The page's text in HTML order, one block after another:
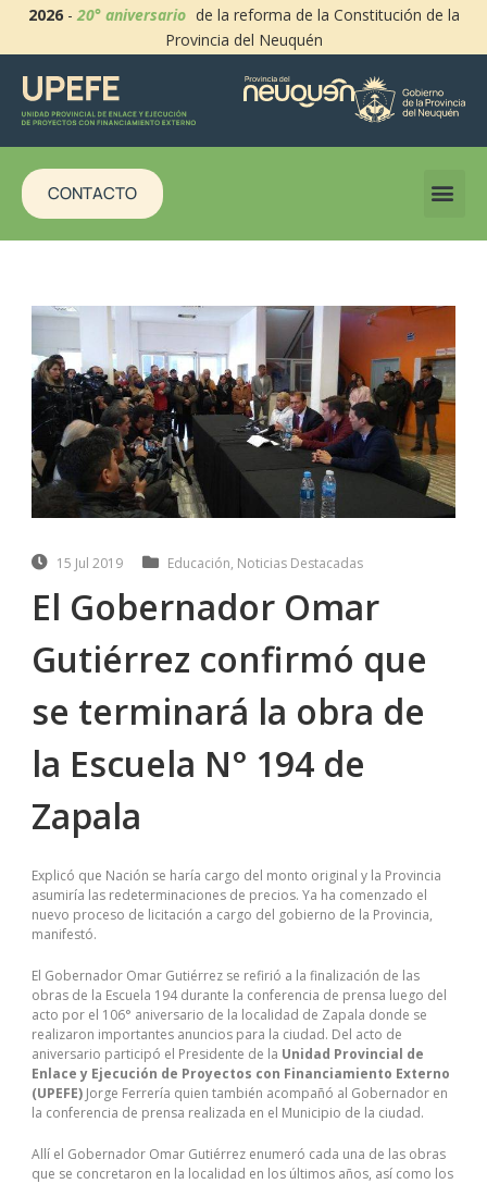
2026-20° aniversario de la reforma de la Constitución de la
Provincia del Neuquén
CONTACTO
15 Jul 2019 Educación, Noticias Destacadas
El Gobernador Omar
Gutiérrez confirmó que
se terminará la obra de
la Escuela N° 194 de
Zapala
Explicó que Nación se haría cargo del monto original y la Provincia
asumiría las redeterminaciones de precios. Ya ha comenzado el
nuevo proceso de licitación a cargo del gobierno de la Provincia,
manifestó.
El Gobernador Omar Gutiérrez se refirió a la finalización de las
obras de la Escuela 194 durante la conferencia de prensa luego del
acto por el 106° aniversario de la localidad de Zapala donde se
realizaron importantes anuncios para la ciudad. Del acto de
aniversario participó el Presidente de la Unidad Provincial de
Enlace y Ejecución de Proyectos con Financiamiento Externo
(UPEFE) Jorge Ferrería quien también acompañó al Gobernador en
la conferencia de prensa realizada en el Municipio de la ciudad.
Allí el Gobernador Omar Gutiérrez enumeró cada una de las obras
que se concretaron en la localidad en los últimos años, así como los